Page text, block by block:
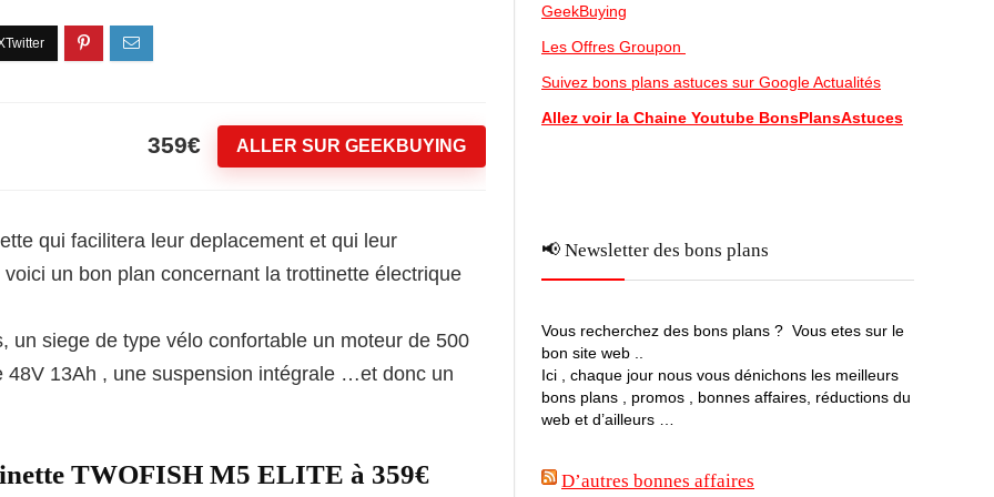
359€ ALLER SUR GEEKBUYING
qui facilitera leur deplacement et qui leur
un bon plan concernant la trottinette électrique
un siege de type vélo confortable un moteur de 500
13Ah , une suspension intégrale …et donc un
TWOFISH M5 ELITE à 359€
GeekBuying
Les Offres Groupon
Suivez bons plans astuces sur Google Actualités
Allez voir la Chaine Youtube BonsPlansAstuces
📢 Newsletter des bons plans
Vous recherchez des bons plans ? Vous etes sur le
bon site web ..
Ici , chaque jour nous vous dénichons les meilleurs
bons plans , promos , bonnes affaires, réductions du
web et d’ailleurs …
D’autres bonnes affaires